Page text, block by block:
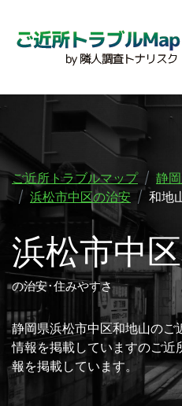
ご近所トラブルマップ
静
浜松市中区の治安
和地
浜松市中
の治安･住みやすさ
静岡県浜松市中区和地山のご
情報を掲載していますのご
報を掲載しています。